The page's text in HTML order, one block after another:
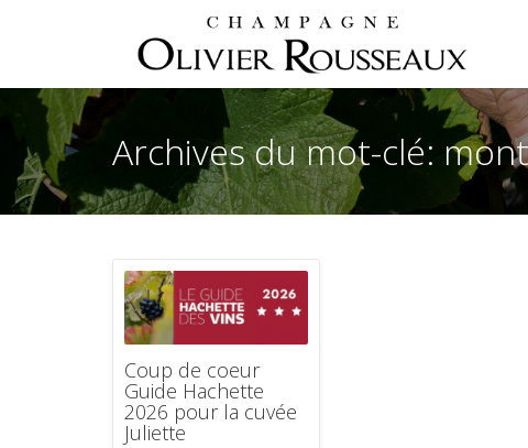
Archives du mot-clé:
Coup de coeur
Guide Hachette
2026 pour la cuvée
Juliette